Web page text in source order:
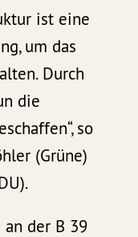
ist eine
um das
Durch
die
so
(Grüne)
an der B 39